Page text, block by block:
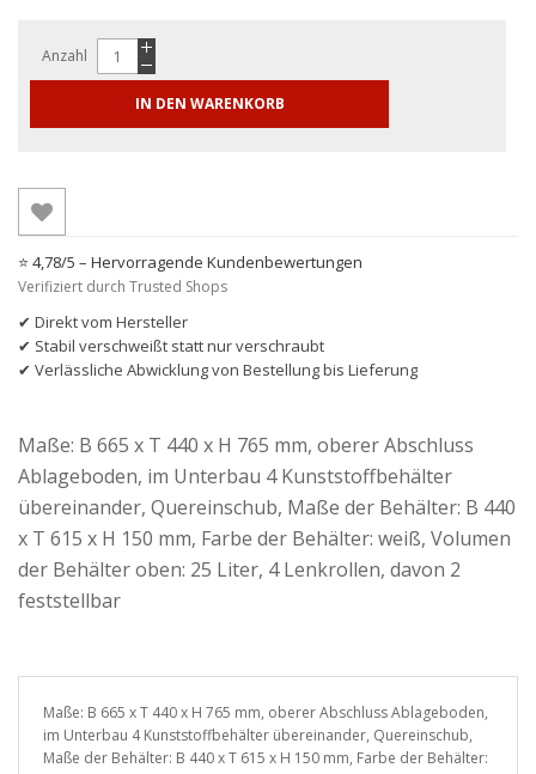
Anzahl
IN DEN WARENKORB
⭐ 4,78/5 – Hervorragende Kundenbewertungen
Verifiziert durch Trusted Shops
✔ Direkt vom Hersteller
✔ Stabil verschweißt statt nur verschraubt
✔ Verlässliche Abwicklung von Bestellung bis Lieferung
Maße: B 665 x T 440 x H 765 mm, oberer Abschluss
Ablageboden, im Unterbau 4 Kunststoffbehälter
übereinander, Quereinschub, Maße der Behälter: B 440
x T 615 x H 150 mm, Farbe der Behälter: weiß, Volumen
der Behälter oben: 25 Liter, 4 Lenkrollen, davon 2
feststellbar
Maße: B 665 x T 440 x H 765 mm, oberer Abschluss Ablageboden,
im Unterbau 4 Kunststoffbehälter übereinander, Quereinschub,
Maße der Behälter: B 440 x T 615 x H 150 mm, Farbe der Behälter: